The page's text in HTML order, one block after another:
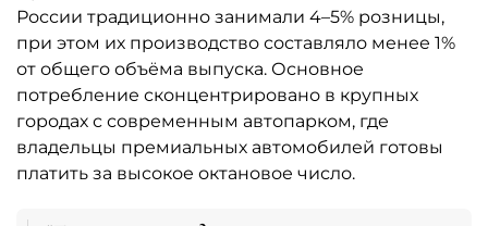
России традиционно занимали 4–5% розницы,
при этом их производство составляло менее 1%
от общего объёма выпуска. Основное
потребление сконцентрировано в крупных
городах с современным автопарком, где
владельцы премиальных автомобилей готовы
платить за высокое октановое число.